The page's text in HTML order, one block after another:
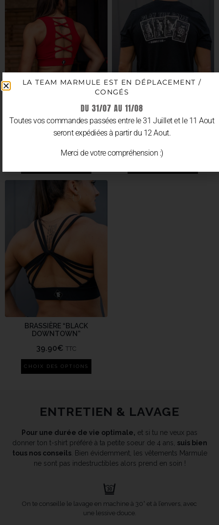
BRASSIÈRE “RED CARMIN”
€ TTC
T-SHIRT “DOWNTOWN GAME”
29.90
BRASSIÈRE “BLACK
DOWNTOWN”
39.90€ TTC
CHOIX DES OPTIONS
ENTRETIEN & LAVAGE
Pour une durée de vie optimale, et si tu ne veux pas
donner ton t-shirt préféré à ta petite soeur de 4 ans, suis bien
tous nos conseils. Bien évidemment, les vêtements Marmule
ne sont pas indestructibles alors prend en soin !
On te conseille le lavage en machine à 30° et à l’envers, avec
une lessive douce.
LA TEAM MARMULE EST EN DÉPLACEMENT /
CONGÉS
DU 31/07 AU 11/08
Toutes vos commandes passées entre le 31 Juillet et le 11 Aout
seront expédiées à partir du 12 Aout.
Merci de votre compréhension :)